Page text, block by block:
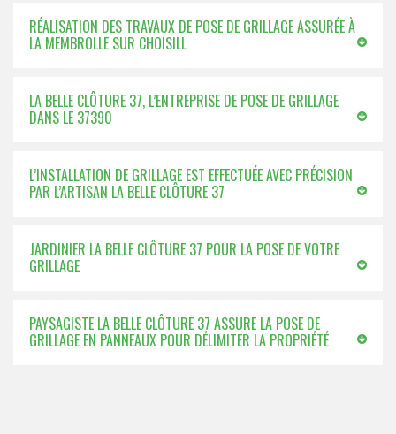
RÉALISATION DES TRAVAUX DE POSE DE GRILLAGE ASSURÉE À
LA MEMBROLLE SUR CHOISILL
LA BELLE CLÔTURE 37, L’ENTREPRISE DE POSE DE GRILLAGE
DANS LE 37390
L’INSTALLATION DE GRILLAGE EST EFFECTUÉE AVEC PRÉCISION
PAR L’ARTISAN LA BELLE CLÔTURE 37
JARDINIER LA BELLE CLÔTURE 37 POUR LA POSE DE VOTRE
GRILLAGE
PAYSAGISTE LA BELLE CLÔTURE 37 ASSURE LA POSE DE
GRILLAGE EN PANNEAUX POUR DÉLIMITER LA PROPRIÉTÉ